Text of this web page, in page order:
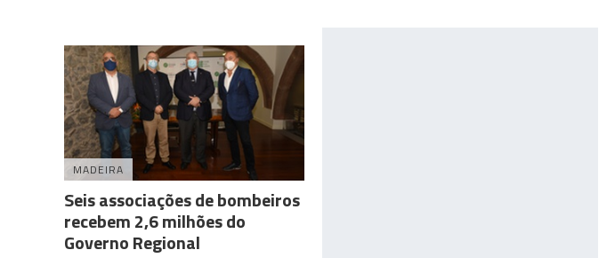
MADEIRA
Seis associações de bombeiros
recebem 2,6 milhões do
Governo Regional